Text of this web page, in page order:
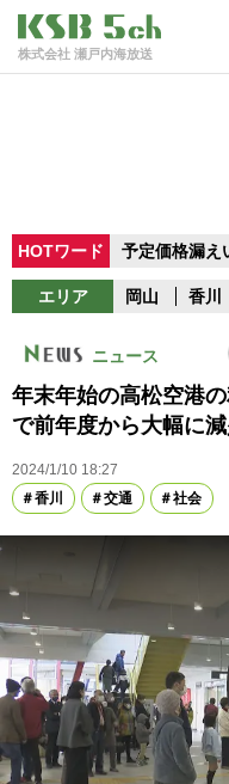
株式会社 瀬戸内海放送
HOTワード 予定価格漏え
エリア 岡山 香川
ニュース
年末年始の高松空港
で前年度から大幅に
2024/1/10 18:27
香川
交通 社会